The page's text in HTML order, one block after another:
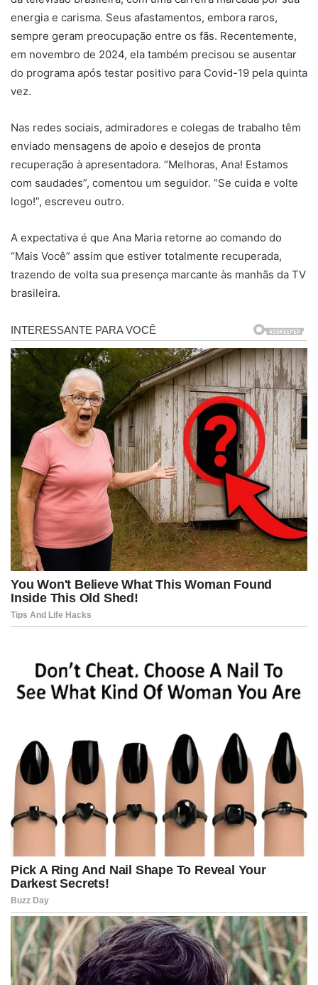
energia e carisma. Seus afastamentos, embora raros,
sempre geram preocupação entre os fãs. Recentemente,
em novembro de 2024, ela também precisou se ausentar
do programa após testar positivo para Covid-19 pela quinta
vez.
Nas redes sociais, admiradores e colegas de trabalho têm
enviado mensagens de apoio e desejos de pronta
recuperação à apresentadora. “Melhoras, Ana! Estamos
com saudades”, comentou um seguidor. “Se cuida e volte
logo!”, escreveu outro.
A expectativa é que Ana Maria retorne ao comando do
“Mais Você” assim que estiver totalmente recuperada,
trazendo de volta sua presença marcante às manhãs da TV
brasileira.